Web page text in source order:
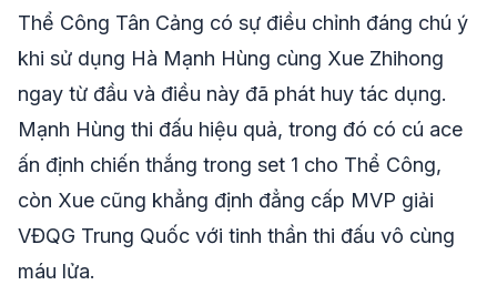
Thể Công Tân Cảng có sự điều chỉnh đáng chú ý
khi sử dụng Hà Mạnh Hùng cùng Xue Zhihong
ngay từ đầu và điều này đã phát huy tác dụng.
Mạnh Hùng thi đấu hiệu quả, trong đó có cú ace
ấn định chiến thắng trong set 1 cho Thể Công,
còn Xue cũng khẳng định đẳng cấp MVP giải
VĐQG Trung Quốc với tinh thần thi đấu vô cùng
máu lửa.